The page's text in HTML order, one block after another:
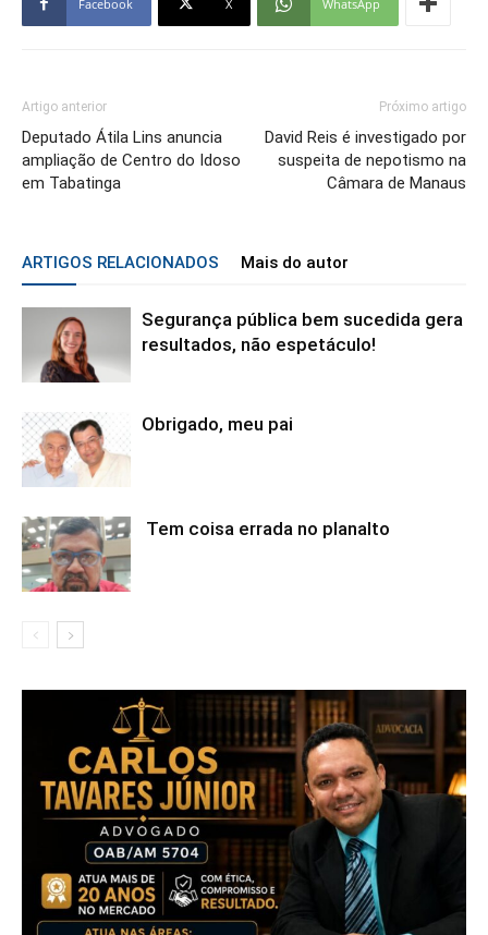
Facebook X WhatsApp
Artigo anterior
Deputado Átila Lins anuncia
ampliação de Centro do Idoso
em Tabatinga
Próximo artigo
David Reis é investigado por
suspeita de nepotismo na
Câmara de Manaus
ARTIGOS RELACIONADOS Mais do autor
Segurança pública bem sucedida gera
resultados, não espetáculo!
Obrigado, meu pai
Tem coisa errada no planalto